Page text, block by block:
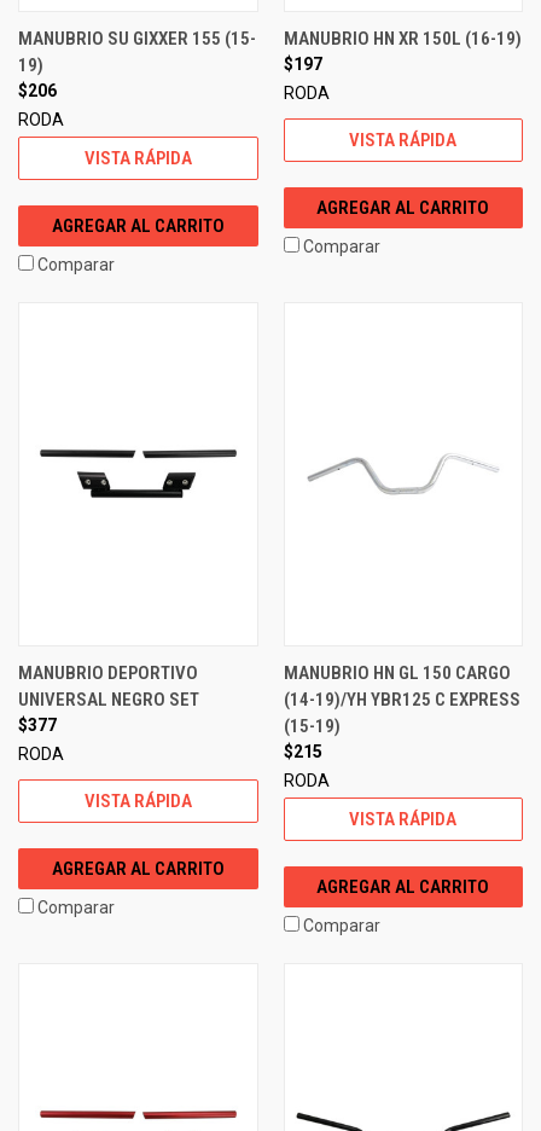
MANUBRIO SU GIXXER 155 (15-
19)
$206
RODA
VISTA RÁPIDA
AGREGAR AL CARRITO
Comparar
MANUBRIO HN XR 150L (16-19)
$197
RODA
VISTA RÁPIDA
AGREGAR AL CARRITO
Comparar
MANUBRIO DEPORTIVO
UNIVERSAL NEGRO SET
$377
RODA
VISTA RÁPIDA
AGREGAR AL CARRITO
Comparar
MANUBRIO HN GL 150 CARGO
(14-19)/YH YBR125 C EXPRESS
(15-19)
$215
RODA
VISTA RÁPIDA
AGREGAR AL CARRITO
Comparar